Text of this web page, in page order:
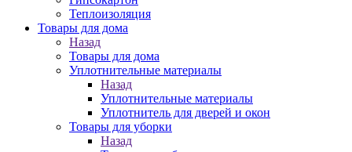
Теплоизоляция
Товары для дома
Назад
Товары для дома
Уплотнительные материалы
Назад
Уплотнительные материалы
Уплотнитель для дверей и окон
Товары для уборки
Назад